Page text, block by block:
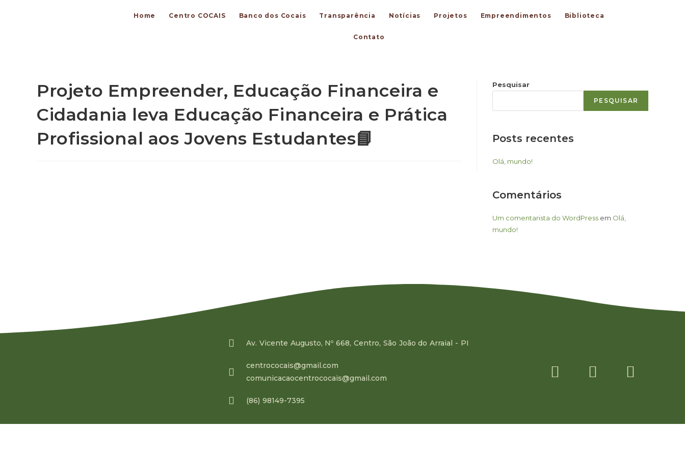
Home Centro COCAIS Banco dos Cocais Transparência Notícias Projetos Empreendimentos Biblioteca
Contato
Projeto Empreender, Educação Financeira e
Cidadania leva Educação Financeira e Prática
Profissional aos Jovens Estudantes📘
Pesquisar
PESQUISAR
Posts recentes
Olá, mundo!
Comentários
Um comentarista do WordPress em Olá,
mundo!
Av. Vicente Augusto, Nº 668, Centro, São João do Arraial - PI
centrococais@gmail.com
comunicacaocentrococais@gmail.com
(86) 98149-7395